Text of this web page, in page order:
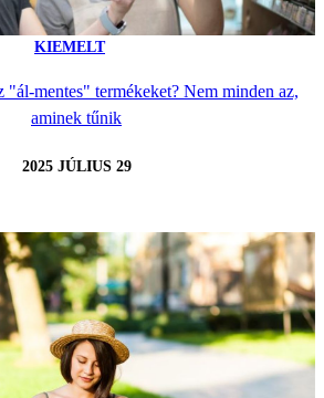
KIEMELT
"ál-mentes" termékeket? Nem minden az,
aminek tűnik
2025 JÚLIUS 29